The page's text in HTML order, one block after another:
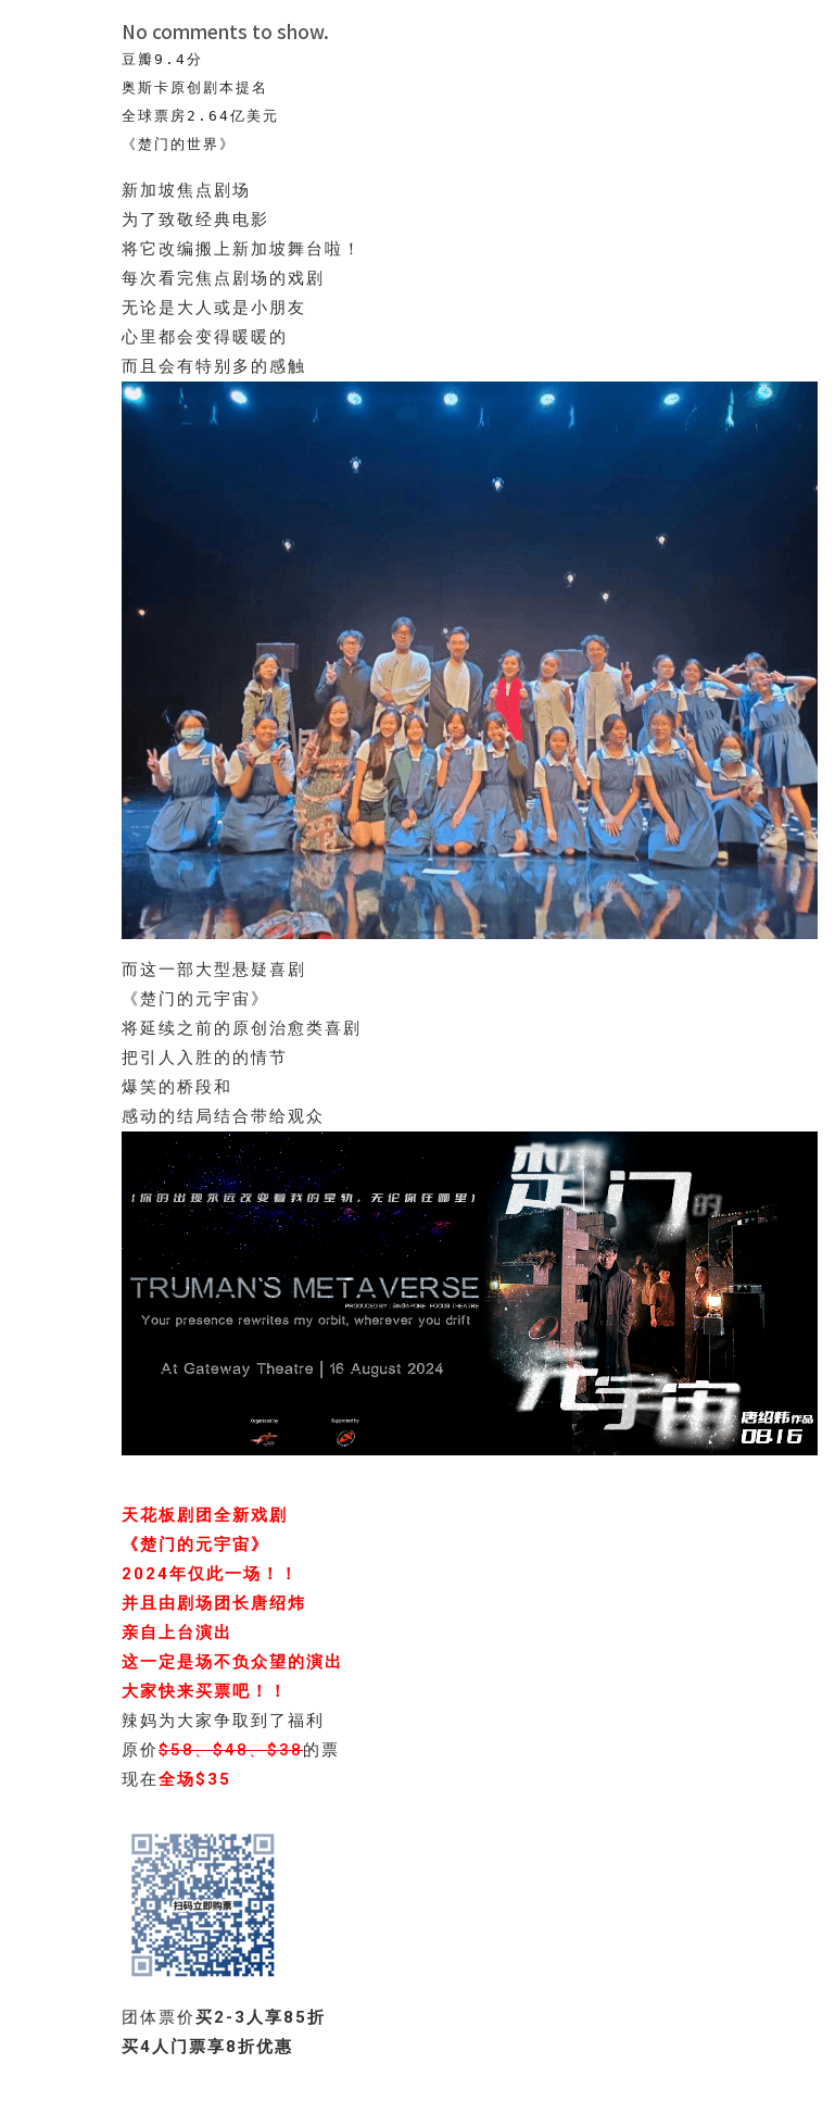
No comments to show.
豆瓣9.4分
奥斯卡原创剧本提名
全球票房2.64亿美元
《楚门的世界》
新加坡焦点剧场
为了致敬经典电影
将它改编搬上新加坡舞台啦！
每次看完焦点剧场的戏剧
无论是大人或是小朋友
心里都会变得暖暖的
而且会有特别多的感触
而这一部大型悬疑喜剧
《楚门的元宇宙》
将延续之前的原创治愈类喜剧
把引人入胜的的情节
爆笑的桥段和
感动的结局结合带给观众
天花板剧团全新戏剧
《楚门的元宇宙》
2024年仅此一场！！
并且由剧场团长唐绍炜
亲自上台演出
这一定是场不负众望的演出
大家快来买票吧！！
辣妈为大家争取到了福利
原价$58、$48、$38的票
现在全场$35
团体票价买2-3人享85折
买4人门票享8折优惠